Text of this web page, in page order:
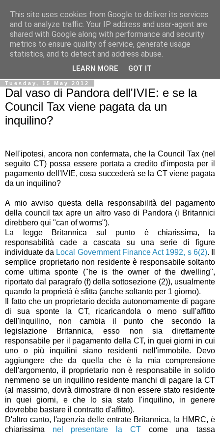
Ale Riolo's blog
Some posts are inEnglish , altri sono inItaliano , algunos
Español
Tuesday, 15 May 2012
Dal vaso di Pandora dell'IVIE: e se la
Council Tax viene pagata da un
inquilino?
Nell'ipotesi, ancora non confermata, che la Council Tax (nel
seguito CT) possa essere portata a credito d'imposta per il
pagamento dell'IVIE, cosa succederà se la CT viene pagata
da un inquilino?
A mio avviso questa della responsabilità del pagamento
della council tax apre un altro vaso di Pandora (i Britannici
direbbero qui "can of worms").
La legge Britannica sul punto è chiarissima, la
responsabilità cade a cascata su una serie di figure
individuate da Local Government Finance Act 1992, s 6(2). Il
semplice proprietario non residente è responsabile soltanto
come ultima sponte ("he is the owner of the dwelling",
riportato dal paragrafo (f) della sottosezione (2)), usualmente
quando la proprietà è sfitta (anche soltanto per 1 giorno).
Il fatto che un proprietario decida autonomamente di pagare
di sua sponte la CT, ricaricandola o meno sull'affitto
dell'inquilino, non cambia il punto che secondo la
legislazione Britannica, esso non sia direttamente
responsabile per il pagamento della CT, in quei giorni in cui
uno o più inquilini siano residenti nell'immobile. Devo
aggiungere che da quella che è la mia comprensione
dell'argomento, il proprietario non è responsabile in solido
nemmeno se un inquilino residente manchi di pagare la CT
(al massimo, dovrà dimostrare di non essere stato residente
in quei giorni, e che lo sia stato l'inquilino, in genere
dovrebbe bastare il contratto d'affitto).
D'altro canto, l'agenzia delle entrate Britannica, la HMRC, è
chiarissima nel presentare la CTcome una tassa
This site uses cookies from Google to deliver its services
and to analyze traffic. Your IP address and user-agent are
shared with Google along with performance and security
metrics to ensure quality of service, generate usage
statistics, and to detect and address abuse.
LEARN MORE GOT IT